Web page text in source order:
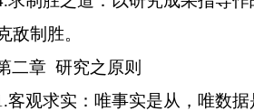
敌制胜。
二章 研究之原则
客观求实：唯事实是从，唯数